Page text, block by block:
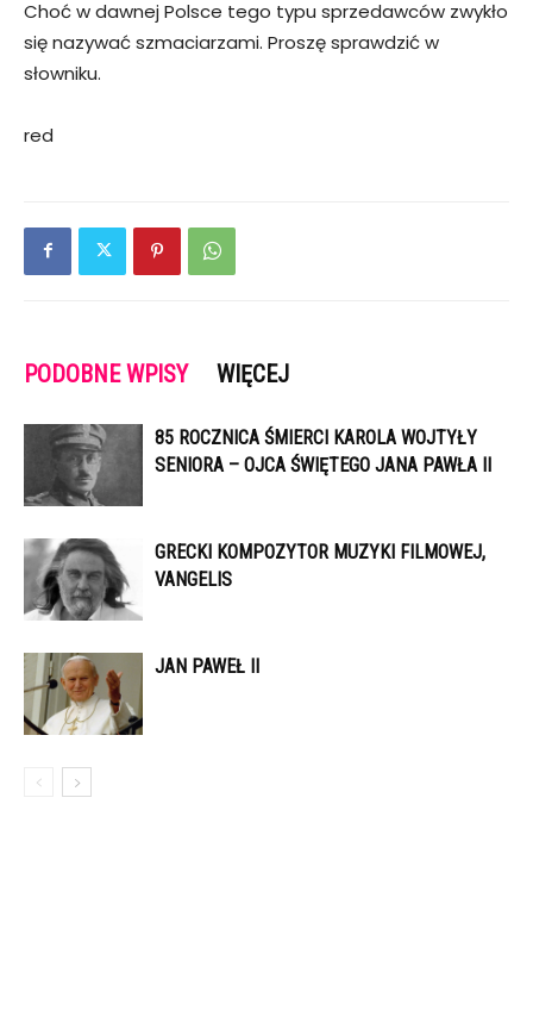
Choć w dawnej Polsce tego typu sprzedawców zwykło
się nazywać szmaciarzami. Proszę sprawdzić w
słowniku.
red
PODOBNE WPISY WIĘCEJ
85 ROCZNICA ŚMIERCI KAROLA WOJTYŁY
SENIORA – OJCA ŚWIĘTEGO JANA PAWŁA II
GRECKI KOMPOZYTOR MUZYKI FILMOWEJ,
VANGELIS
JAN PAWEŁ II